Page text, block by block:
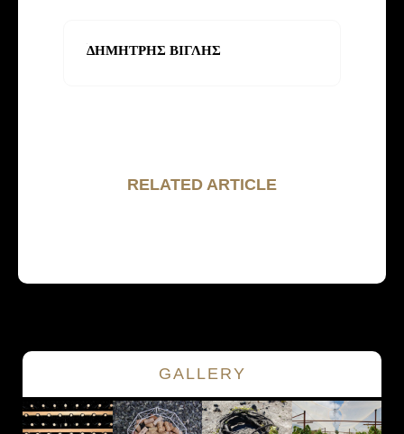
ΔΗΜΗΤΡΗΣ ΒΙΓΛΗΣ
RELATED ARTICLE
GALLERY